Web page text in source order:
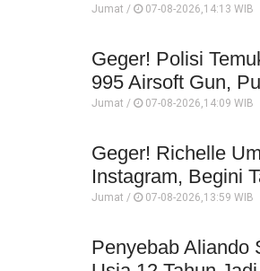
Jumat / 07-08-2026,14:13 WIB
Geger! Polisi
995 Airsoft Gun,
Jumat / 07-08-2026,14:09 WIB
Geger! Richelle
Instagram, Begini
Jumat / 07-08-2026,13:59 WIB
Penyebab Aliando